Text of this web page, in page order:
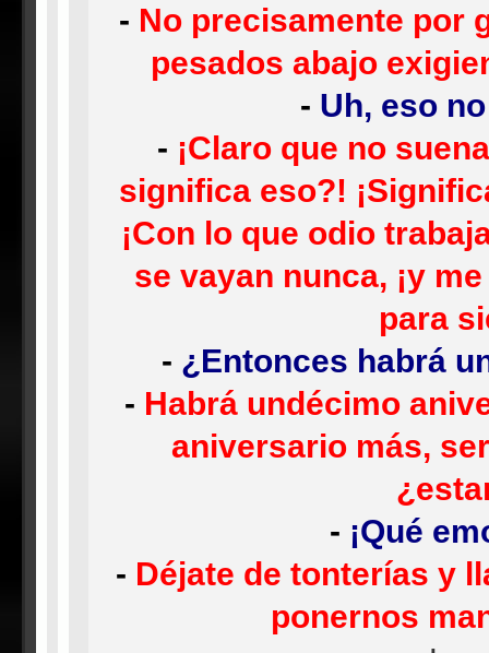
- No precisamente por
pesados abajo
- Uh, eso
- ¡Claro que no
significa eso?!
¡Con lo que odio
se vayan nunca, ¡y
para
- ¿Entonces habrá
- Habrá undécimo
aniversario más,
- ¡Qué
- Déjate de tonterías y
ponernos